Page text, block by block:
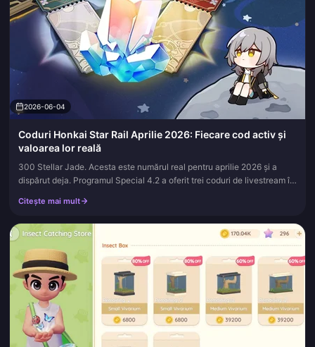
2026-06-04
Coduri Honkai Star Rail Aprilie 2026: Fiecare cod activ și
valoarea lor reală
300 Stellar Jade. Acesta este numărul real pentru aprilie 2026 și a
dispărut deja. Programul Special 4.2 a oferit trei coduri de livestream în
Citește mai mult